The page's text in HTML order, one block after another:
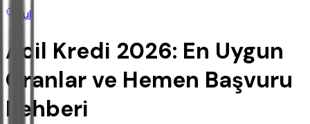
Bul
Acil Kredi 2026: En Uygun
Oranlar ve Hemen Başvuru
Rehberi